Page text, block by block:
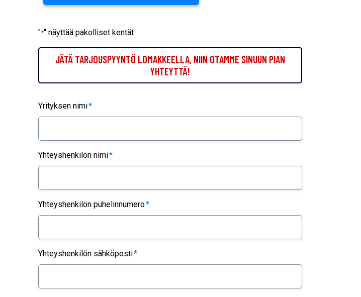
"*" näyttää pakolliset kentät
JÄTÄ TARJOUSPYYNTÖ LOMAKKEELLA, NIIN OTAMME SINUUN PIAN
YHTEYTTÄ!
Yrityksen nimi*
Yhteyshenkilön nimi*
Yhteyshenkilön puhelinnumero*
Yhteyshenkilön sähköposti*